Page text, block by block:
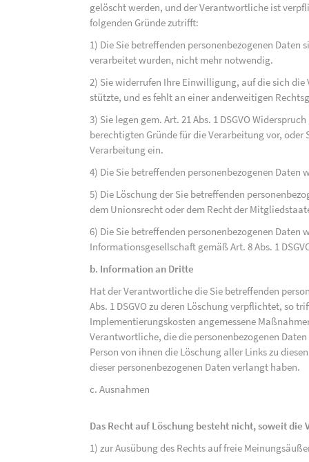
gelöscht werden, und der Verantwortliche ist
folgenden Gründe zutrifft:
1) Die Sie betreffenden personenbezogenen Daten
verarbeitet wurden, nicht mehr notwendig.
2) Sie widerrufen Ihre Einwilligung, auf die sich die
stützte, und es fehlt an einer anderweitigen
3) Sie legen gem. Art. 21 Abs. 1 DSGVO
berechtigten Gründe für die Verarbeitung vor, oder
Verarbeitung ein.
4) Die Sie betreffenden personenbezogenen
5) Die Löschung der Sie betreffenden
dem Unionsrecht oder dem Recht der
6) Die Sie betreffenden personenbezogenen Daten
Informationsgesellschaft gemäß Art. 8 Abs. 1
b. Information an Dritte
Hat der Verantwortliche die Sie betreffenden
Abs. 1 DSGVO zu deren Löschung verpflichtet, so
Implementierungskosten angemessene
Verantwortliche, die die personenbezogenen
Person von ihnen die Löschung aller Links zu
dieser personenbezogenen Daten verlangt haben.
c. Ausnahmen
Das Recht auf Löschung besteht nicht, soweit
1) zur Ausübung des Rechts auf freie